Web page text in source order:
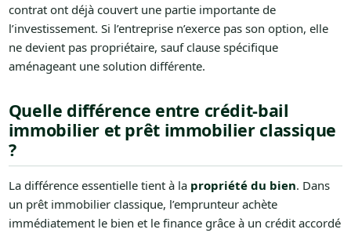
contrat ont déjà couvert une partie importante de
l’investissement. Si l’entreprise n’exerce pas son option, elle
ne devient pas propriétaire, sauf clause spécifique
aménageant une solution différente.
Quelle différence entre crédit-bail
immobilier et prêt immobilier classique
?
La différence essentielle tient à la propriété du bien. Dans
un prêt immobilier classique, l’emprunteur achète
immédiatement le bien et le finance grâce à un crédit accordé